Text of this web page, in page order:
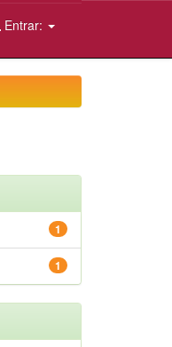
Entrar:
1
1